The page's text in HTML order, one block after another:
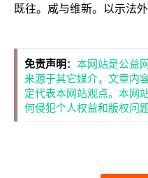
既往。咸与维新。以示法
免责声明 ： 本网站是公益
来源于其它媒介，文章内
定代表本网站观点。本网
何侵犯个人权益和版权问